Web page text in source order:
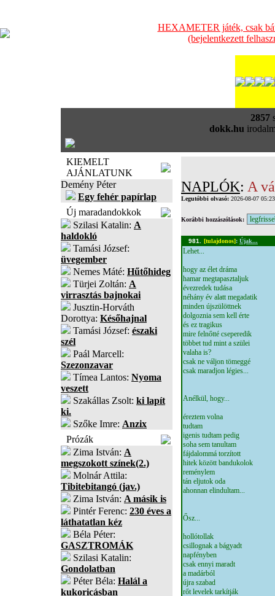
HEXAMETER játék, csak
(bejelentkezett
2857
dokk.hu
KIEMELT
AJÁNLATUNK
Demény Péter
Egy fehér papírlap
Új maradandokkok
Szilasi Katalin: A
haldokló
Tamási József:
üvegember
Nemes Máté: Hűtőhideg
Türjei Zoltán: A
virrasztás bajnokai
Jusztin-Horváth
Dorottya: Későhajnal
Tamási József: északi
szél
Paál Marcell:
Szezonzavar
Tímea Lantos: Nyoma
veszett
Szakállas Zsolt: ki lapít
ki.
Szőke Imre: Anzix
Prózák
Zima István: A
megszokott színek(2.)
Molnár Attila:
Tibitebitangó (jav.)
Zima István: A másik is
Pintér Ferenc: 230 éves a
láthatatlan kéz
Béla Péter:
GASZTROMÁK
Szilasi Katalin:
Gondolatban
Péter Béla: Halál a
kukoricásban
NAPLÓK: A
Legutóbbi olvasó: 2026-08-07
Korábbi hozzászólások:
981. [tulajdonos]: Újak...
Lehet...
hogy az élet dráma
hamar megtapasztaljuk
évezredek tudása
néhány év alatt megadatik
minden újszülöttnek
dolgoznia sem kell érte
és ez tragikus
mire felnőtté cseperedik
többet tud mint a szülei
valaha is?
csak ne váljon tömeggé
csak maradjon légies...
Anélkül, hogy...
éreztem volna
tudtam
igenis tudtam pedig
soha sem tanultam
fájdalommá torzított
hitek között bandukolok
reménylem
tán eljutok oda
ahonnan elindultam...
Ősz...
hollótollak
csillognak a bágyadt
napfényben
csak ennyi maradt
a madárból
újra szabad
rőt levelek tarkítják